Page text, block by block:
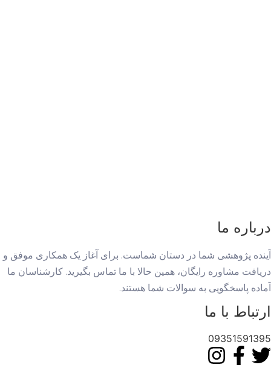
درباره ما
آینده پژوهشی شما در دستان شماست. برای آغاز یک همکاری موفق و
دریافت مشاوره رایگان، همین حالا با ما تماس بگیرید. کارشناسان ما
آماده پاسخگویی به سوالات شما هستند.
ارتباط با ما
09351591395